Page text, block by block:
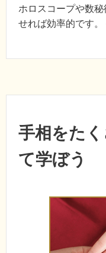
ホロスコープや数
せれば効率的です
手相をた
て学ぼう